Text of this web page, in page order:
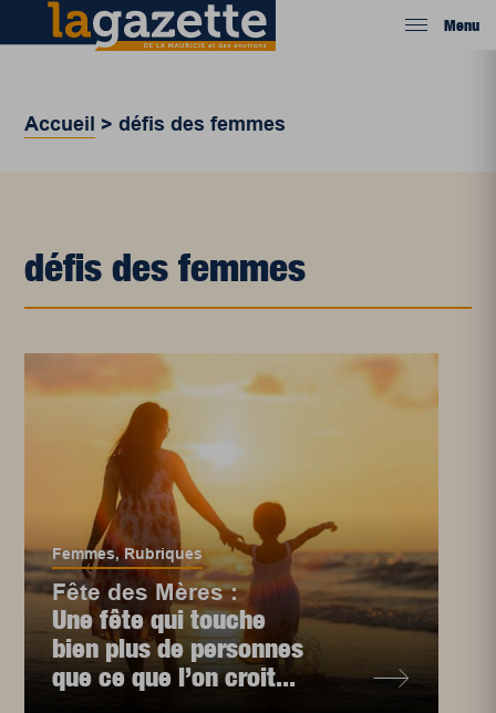
Menu
Accueil >défis des femmes
défis des femmes
Femmes,Rubriques
Fête des Mères :
Une fête qui touche
bien plus de personnes
que ce que l’on croit...